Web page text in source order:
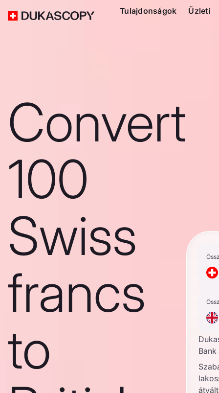
Tulajdonságok Üzleti
Convert
100
Swiss
francs
to